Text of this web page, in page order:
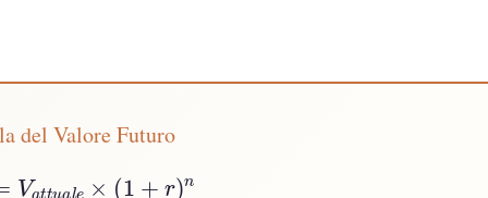
del Valore Futuro
=Va ua le ×(1 r )n